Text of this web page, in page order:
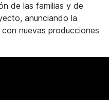
de las familias y de
anunciando la
nuevas producciones